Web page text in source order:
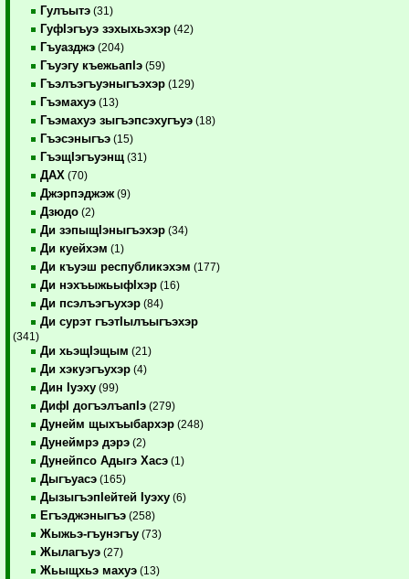
Гулъытэ (31)
ГуфIэгъуэ зэхыхьэхэр (42)
Гъуазджэ (204)
Гъуэгу къежьапIэ (59)
Гъэлъэгъуэныгъэхэр (129)
Гъэмахуэ (13)
Гъэмахуэ зыгъэпсэхугъуэ (18)
Гъэсэныгъэ (15)
ГъэщIэгъуэнщ (31)
ДАХ (70)
Джэрпэджэж (9)
Дзюдо (2)
Ди зэпыщIэныгъэхэр (34)
Ди куейхэм (1)
Ди къуэш республикэхэм (177)
Ди нэхъыжьыфIхэр (16)
Ди псэлъэгъухэр (84)
Ди сурэт гъэтIылъыгъэхэр
(341)
Ди хьэщIэщым (21)
Ди хэкуэгъухэр (4)
Дин Iуэху (99)
ДифI догъэлъапIэ (279)
Дунейм щыхъыбархэр (248)
Дунеймрэ дэрэ (2)
Дунейпсо Адыгэ Хасэ (1)
Дыгъуасэ (165)
ДызыгъэпIейтей Iуэху (6)
Егъэджэныгъэ (258)
Жыжьэ-гъунэгъу (73)
Жылагъуэ (27)
Жьыщхьэ махуэ (13)